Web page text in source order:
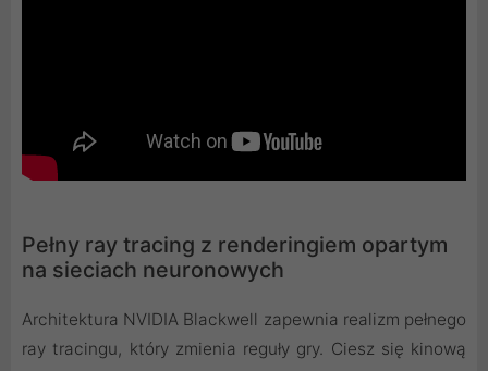
Pełny ray tracing z renderingiem opartym
na sieciach neuronowych
Architektura NVIDIA Blackwell zapewnia realizm pełnego
ray tracingu, który zmienia reguły gry. Ciesz się kinową